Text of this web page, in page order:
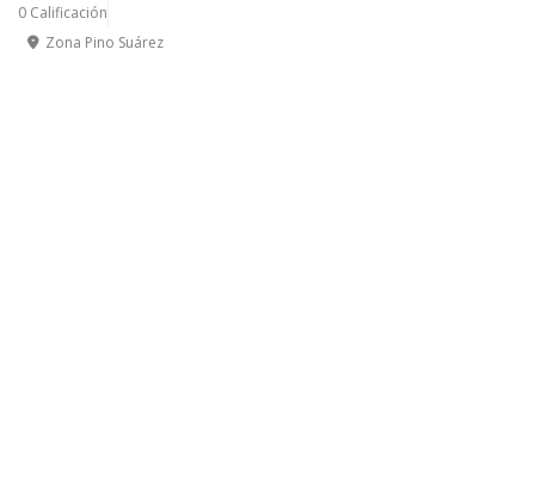
0 Calificación
Zona Pino Suárez